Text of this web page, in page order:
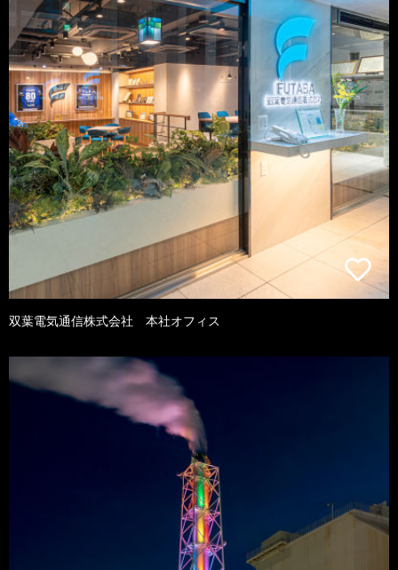
双葉電気通信株式会社 本社オフィス